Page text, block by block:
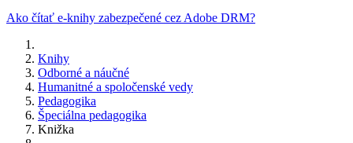
Ako čítať e-knihy zabezpečené cez Adobe DRM?
Knihy
Odborné a náučné
Humanitné a spoločenské vedy
Pedagogika
Špeciálna pedagogika
Knižka